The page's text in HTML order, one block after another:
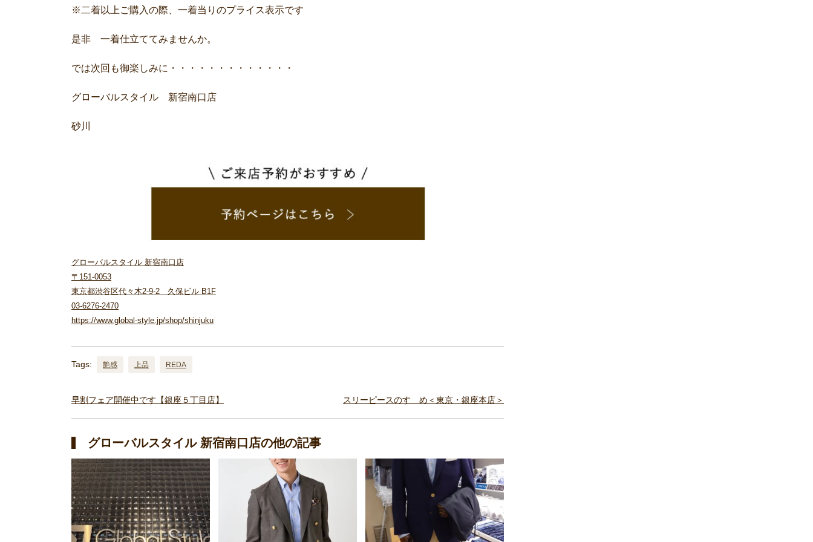
※二着以上ご購入の際、一着当りのプライス表示です
是非 一着仕立ててみませんか。
では次回も御楽しみに・・・・・・・・・・・・・
グローバルスタイル 新宿南口店
砂川
グローバルスタイル 新宿南口店
〒151-0053
東京都渋谷区代々木2-9-2 久保ビル B1F
03-6276-2470
https://www.global-style.jp/shop/shinjuku
Tags: 艶感 上品 REDA
早割フェア開催中です【銀座５丁目店】 スリーピースのすゝめ＜東京・銀座本店＞
グローバルスタイル 新宿南口店の他の記事